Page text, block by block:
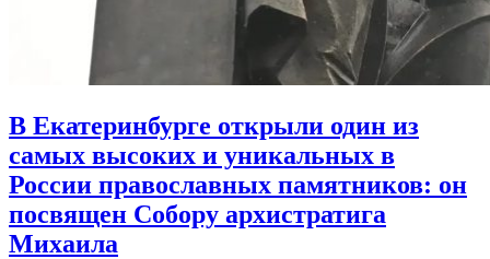
В Екатеринбурге открыли один из
самых высоких и уникальных в
России православных памятников: он
посвящен Собору архистратига
Михаила